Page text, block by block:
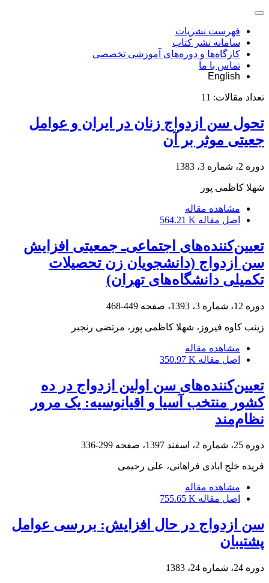
فهرست نشریات
سامانه نشر کتاب
کارگاه‌ها و دوره‌های آموزشی تخصصی
تماس با ما
English
تعداد مقالات: 11
تحول سن ازدواج زنان در ایران و عوامل
جعیتی موثر بر آن
دوره 2، شماره 3، 1383
شهلا کاظمی پور
مشاهده مقاله
اصل مقاله 564.21 K
تعیین‌کننده‌های اجتماعی‌ـ جمعیتی افزایش
سن ازدواج (دانشجویان زن تحصیلات
تکمیلی دانشگاه‌های تهران)
دوره 12، شماره 3، 1393، صفحه 449-468
زینب کاوه فیروز، شهلا کاظمی پور، مرتضی رنجبر
مشاهده مقاله
اصل مقاله 350.97 K
تعیین‌کننده‌های سن اولین ازدواج در ده
کشور منتخب آسیا و اقیانوسیه: یک مرور
نظام‌مند
دوره 25، شماره 2، اسفند 1397، صفحه 299-336
فریده خلج ابادی فراهانی، علی رحیمی
مشاهده مقاله
اصل مقاله 755.65 K
سن ازدواج در حال افزایش: بررسی عوامل
پشتیبان
دوره 24، شماره 24، 1383